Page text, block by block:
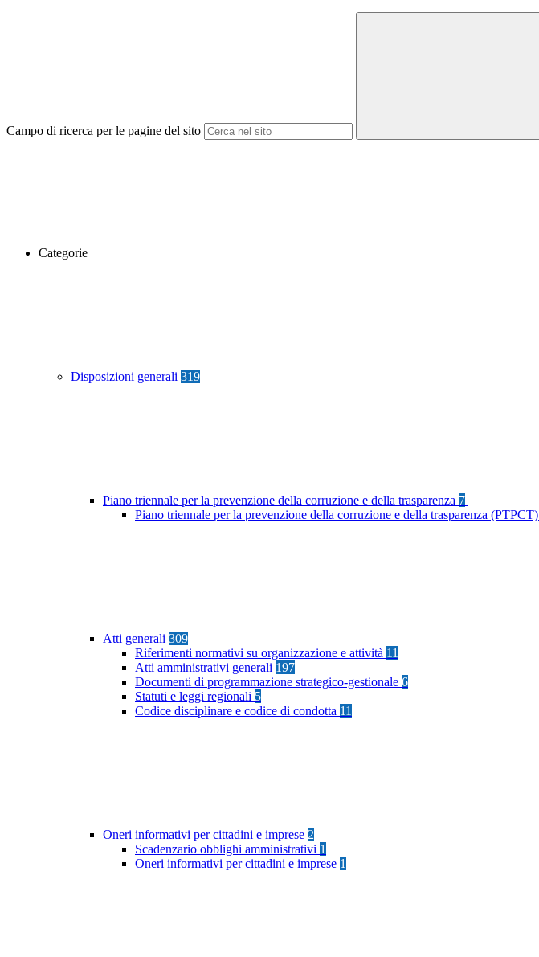
Campo di ricerca per le pagine del sito
Categorie
Disposizioni generali 319
Piano triennale per la prevenzione della corruzione e della trasparenza 7
Piano triennale per la prevenzione della corruzione e della trasparenza (PTPCT)
Atti generali 309
Riferimenti normativi su organizzazione e attività 11
Atti amministrativi generali 197
Documenti di programmazione strategico-gestionale 6
Statuti e leggi regionali 5
Codice disciplinare e codice di condotta 11
Oneri informativi per cittadini e imprese 2
Scadenzario obblighi amministrativi 1
Oneri informativi per cittadini e imprese 1